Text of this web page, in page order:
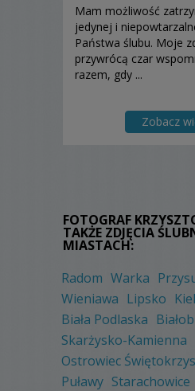
Mam możliwość
jedynej i
Państwa ślubu. Moje
przywrócą czar
razem, gdy ...
Zobacz
FOTOGRAF
TAKŻE ZDJĘCIA
MIASTACH:
Radom Warka
Wieniawa Lipsko
Biała Podlaska
Skarżysko-Kamienna
Ostrowiec
Puławy Starachowice